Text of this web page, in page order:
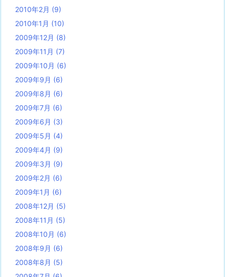
2010年2月 (9)
2010年1月 (10)
2009年12月 (8)
2009年11月 (7)
2009年10月 (6)
2009年9月 (6)
2009年8月 (6)
2009年7月 (6)
2009年6月 (3)
2009年5月 (4)
2009年4月 (9)
2009年3月 (9)
2009年2月 (6)
2009年1月 (6)
2008年12月 (5)
2008年11月 (5)
2008年10月 (6)
2008年9月 (6)
2008年8月 (5)